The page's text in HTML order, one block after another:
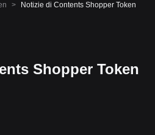
> Notizie di Contents Shopper Token
Shopper Token